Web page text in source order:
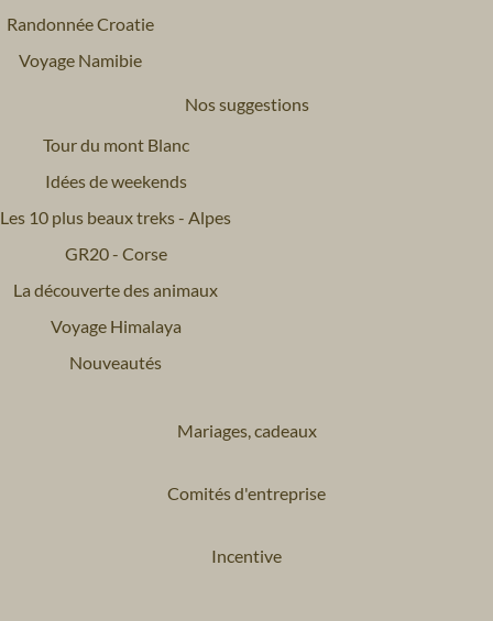
Randonnée Croatie
Voyage Namibie
Nos suggestions
Tour du mont Blanc
Idées de weekends
Les 10 plus beaux treks - Alpes
GR20 - Corse
La découverte des animaux
Voyage Himalaya
Nouveautés
Mariages, cadeaux
Comités d'entreprise
Incentive